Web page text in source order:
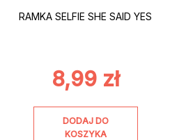
RAMKA SELFIE SHE SAID YES
8,99 zł
DODAJ DO
KOSZYKA